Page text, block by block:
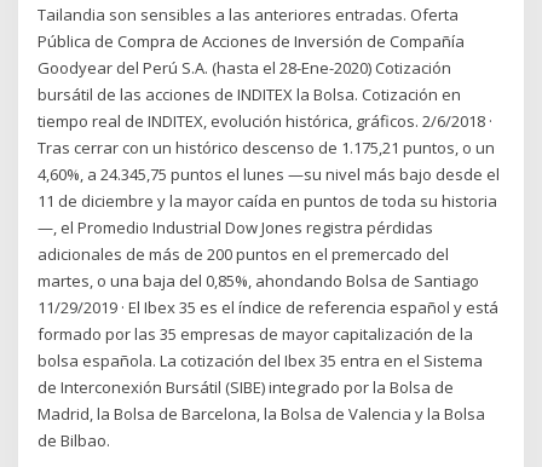
Tailandia son sensibles a las anteriores entradas. Oferta
Pública de Compra de Acciones de Inversión de Compañía
Goodyear del Perú S.A. (hasta el 28-Ene-2020) Cotización
bursátil de las acciones de INDITEX la Bolsa. Cotización en
tiempo real de INDITEX, evolución histórica, gráficos. 2/6/2018 ·
Tras cerrar con un histórico descenso de 1.175,21 puntos, o un
4,60%, a 24.345,75 puntos el lunes —su nivel más bajo desde el
11 de diciembre y la mayor caída en puntos de toda su historia
—, el Promedio Industrial Dow Jones registra pérdidas
adicionales de más de 200 puntos en el premercado del
martes, o una baja del 0,85%, ahondando Bolsa de Santiago
11/29/2019 · El Ibex 35 es el índice de referencia español y está
formado por las 35 empresas de mayor capitalización de la
bolsa española. La cotización del Ibex 35 entra en el Sistema
de Interconexión Bursátil (SIBE) integrado por la Bolsa de
Madrid, la Bolsa de Barcelona, la Bolsa de Valencia y la Bolsa
de Bilbao.